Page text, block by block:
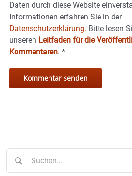
Daten durch diese Website
Informationen erfahren Sie in der
Datenschutzerklärung. Bitte lesen
unseren Leitfaden für die
Kommentaren. *
nach: